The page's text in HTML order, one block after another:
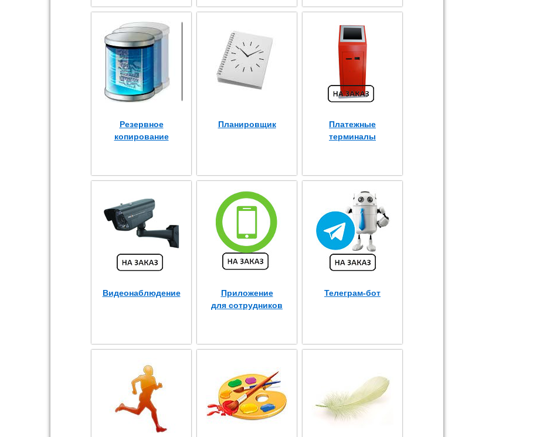
Резервное
копирование
Планировщик
Платежные
терминалы
Видеонаблюдение
Приложение
для сотрудников
Телеграм-бот